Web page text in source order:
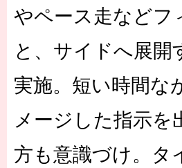
やペース走などフ
と、サイドへ展
実施。短い時間な
メージした指示を
方も意識づけ。タ